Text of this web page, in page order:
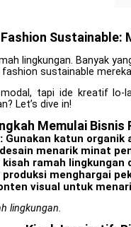
Fashion Sustainable:
lingkungan. Banyak
sustainable
modal, tapi ide kreatif
Let’s dive in!
Memulai Bisnis
Gunakan katun
menarik minat
ramah lingkungan
menghargai
visual untuk
lingkungan.